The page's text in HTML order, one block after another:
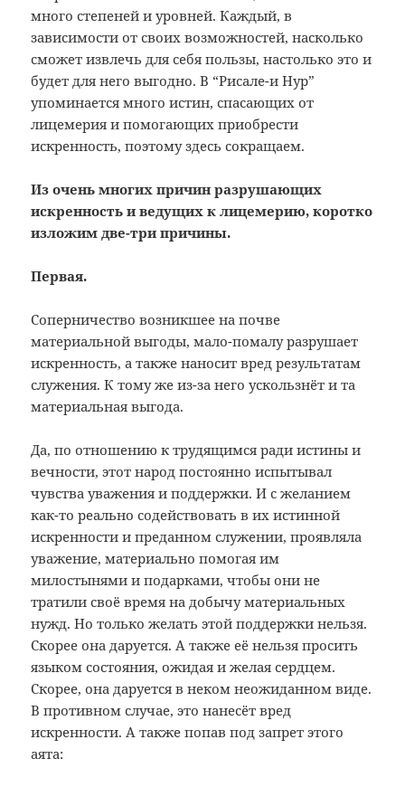
много степеней и уровней. Каждый, в
зависимости от своих возможностей, насколько
сможет извлечь для себя пользы, настолько это и
будет для него выгодно. В “Рисале-и Нур”
упоминается много истин, спасающих от
лицемерия и помогающих приобрести
искренность, поэтому здесь сокращаем.
Из очень многих причин разрушающих
искренность и ведущих к лицемерию, коротко
изложим две-три причины.
Первая.
Соперничество возникшее на почве
материальной выгоды, мало-помалу разрушает
искренность, а также наносит вред результатам
служения. К тому же из-за него ускользнёт и та
материальная выгода.
Да, по отношению к трудящимся ради истины и
вечности, этот народ постоянно испытывал
чувства уважения и поддержки. И с желанием
как-то реально содействовать в их истинной
искренности и преданном служении, проявляла
уважение, материально помогая им
милостынями и подарками, чтобы они не
тратили своё время на добычу материальных
нужд. Но только желать этой поддержки нельзя.
Скорее она даруется. А также её нельзя просить
языком состояния, ожидая и желая сердцем.
Скорее, она даруется в неком неожиданном виде.
В противном случае, это нанесёт вред
искренности. А также попав под запрет этого
аята: